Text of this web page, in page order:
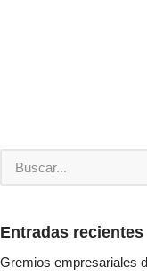
Entradas recientes
Gremios empresariales